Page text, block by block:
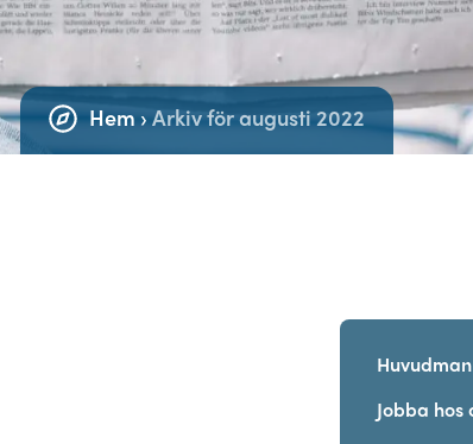
Hem › Arkiv för augusti 2022
Huvudman
Jobba hos